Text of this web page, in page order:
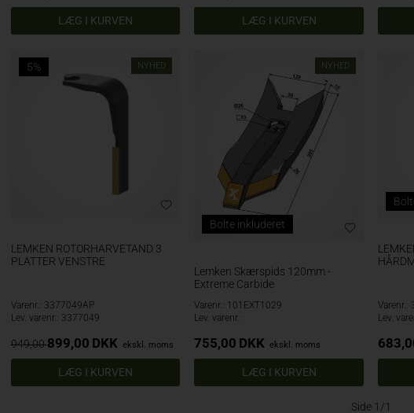
NYHED
5%
LEMKEN ROTORHARVETAND 3
PLATTER VENSTRE
Varenr.: 3377049AP
Lev. varenr.: 3377049
949,00899,00 DKK ekskl. moms
NYHED
Bolte inkluderet
Lemken Skærspids 120mm -
Extreme Carbide
Varenr.: 101EXT1029
Lev. varenr.:
755,00 DKK ekskl. moms
Varenr.:
Lev.
Side 1/1